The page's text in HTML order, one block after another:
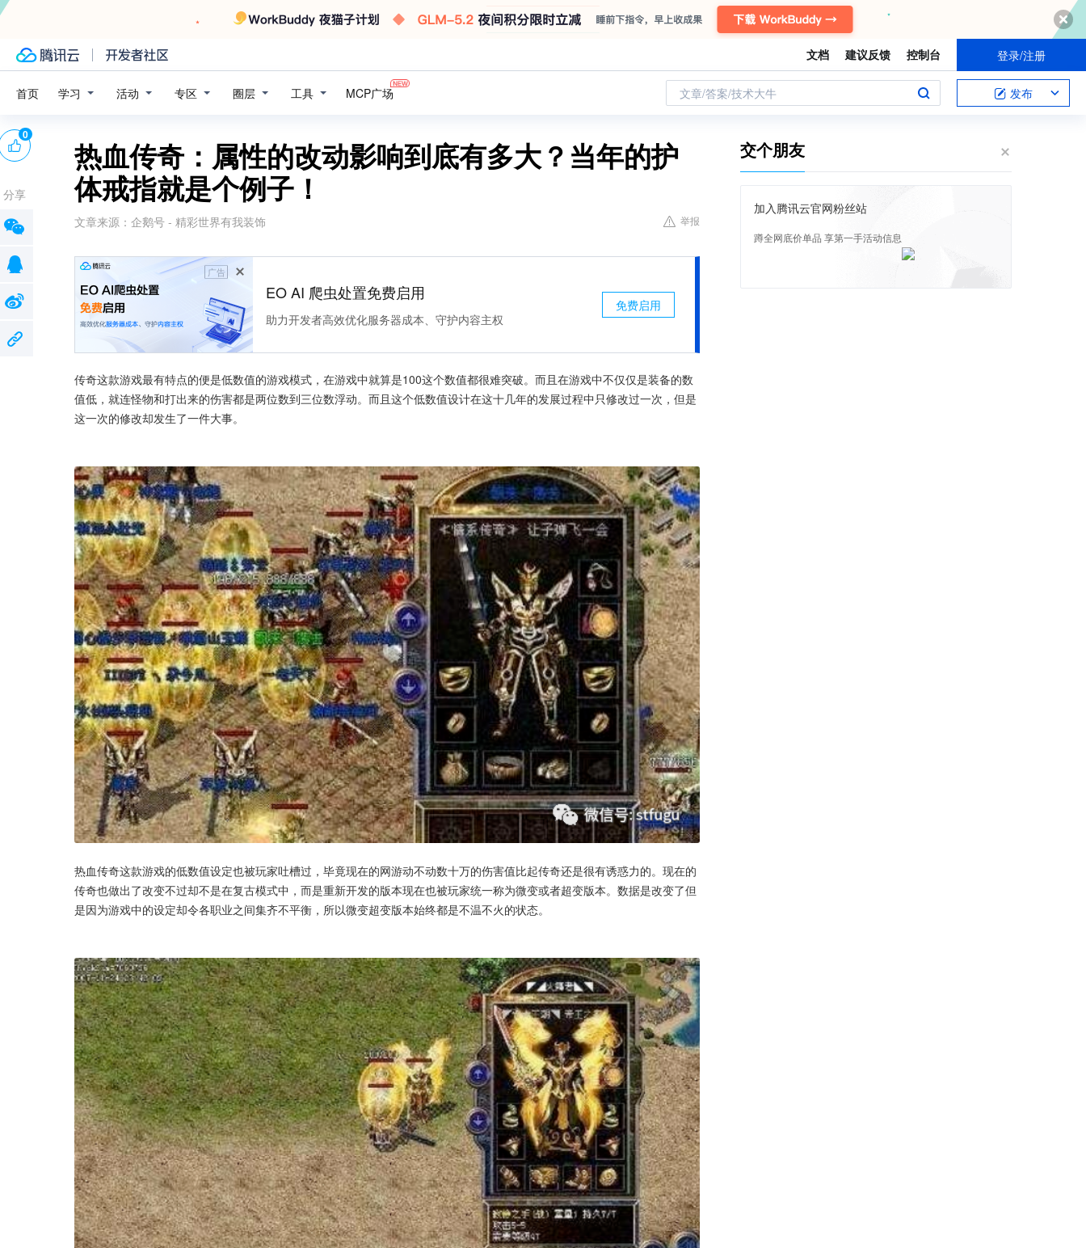
文档 建议反馈 控制台 登录/注册
首页 学习 活动 专区 圈层 工具 MCP广场 文章/答案/技术大牛 发布
热血传奇：属性的改动影响到底有多大？当年的护
体戒指就是个例子！
文章来源： 企鹅号 - 精彩世界有我装饰 举报
广告
EO AI 爬虫处置免费启用
助力开发者高效优化服务器成本、守护内容主权
免费启用
传奇这款游戏最有特点的便是低数值的游戏模式，在游戏中就算是100这个数值都很难突破。而且在游戏中不仅仅是装备的数
值低，就连怪物和打出来的伤害都是两位数到三位数浮动。而且这个低数值设计在这十几年的发展过程中只修改过一次，但是
这一次的修改却发生了一件大事。
热血传奇这款游戏的低数值设定也被玩家吐槽过，毕竟现在的网游动不动数十万的伤害值比起传奇还是很有诱惑力的。现在的
传奇也做出了改变不过却不是在复古模式中，而是重新开发的版本现在也被玩家统一称为微变或者超变版本。数据是改变了但
是因为游戏中的设定却令各职业之间集齐不平衡，所以微变超变版本始终都是不温不火的状态。
0
分享
交个朋友
加入腾讯云官网粉丝站
蹲全网底价单品 享第一手活动信息